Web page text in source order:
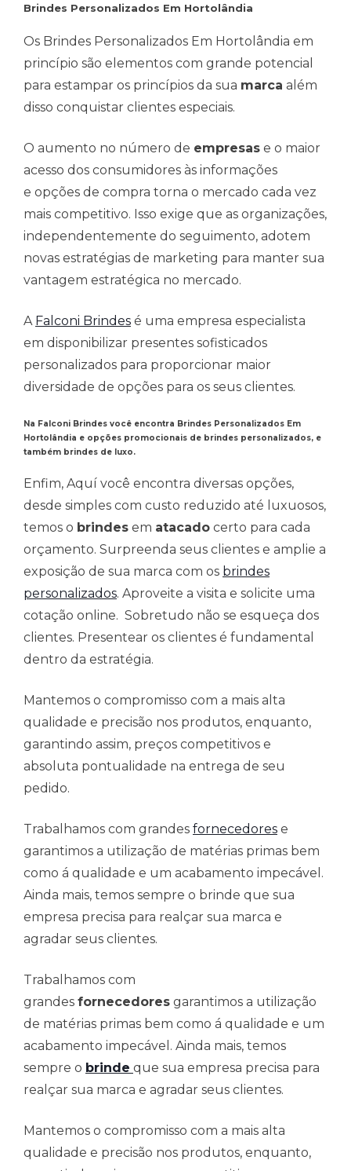
Brindes Personalizados Em Hortolândia
Os Brindes Personalizados Em Hortolândia em
princípio são elementos com grande potencial
para estampar os princípios da sua marca além
disso conquistar clientes especiais.
O aumento no número de empresas e o maior
acesso dos consumidores às informações
e opções de compra torna o mercado cada vez
mais competitivo. Isso exige que as organizações,
independentemente do seguimento, adotem
novas estratégias de marketing para manter sua
vantagem estratégica no mercado.
A Falconi Brindes é uma empresa especialista
em disponibilizar presentes sofisticados
personalizados para proporcionar maior
diversidade de opções para os seus clientes.
Na Falconi Brindes você encontra Brindes Personalizados Em
Hortolândia e opções promocionais de brindes personalizados, e
também brindes de luxo.
Enfim, Aquí você encontra diversas opções,
desde simples com custo reduzido até luxuosos,
temos o brindes em atacado certo para cada
orçamento. Surpreenda seus clientes e amplie a
exposição de sua marca com os brindes
personalizados. Aproveite a visita e solicite uma
cotação online. Sobretudo não se esqueça dos
clientes. Presentear os clientes é fundamental
dentro da estratégia.
Mantemos o compromisso com a mais alta
qualidade e precisão nos produtos, enquanto,
garantindo assim, preços competitivos e
absoluta pontualidade na entrega de seu
pedido.
Trabalhamos com grandes fornecedores e
garantimos a utilização de matérias primas bem
como á qualidade e um acabamento impecável.
Ainda mais, temos sempre o brinde que sua
empresa precisa para realçar sua marca e
agradar seus clientes.
Trabalhamos com
grandes fornecedores garantimos a utilização
de matérias primas bem como á qualidade e um
acabamento impecável. Ainda mais, temos
sempre o brinde que sua empresa precisa para
realçar sua marca e agradar seus clientes.
Mantemos o compromisso com a mais alta
qualidade e precisão nos produtos, enquanto,